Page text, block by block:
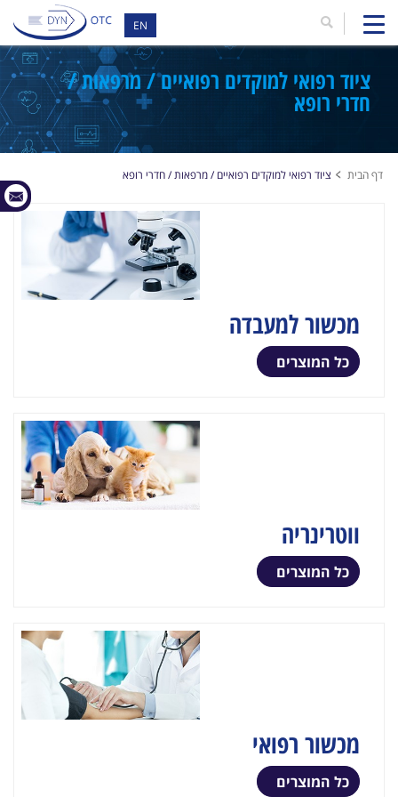
EN
ציוד רפואי למוקדים רפואיים / מרפאות /
חדרי רופא
דף הבית ציוד רפואי למוקדים רפואיים / מרפאות / חדרי רופא
מכשור למעבדה
כל המוצרים
ווטרינריה
כל המוצרים
מכשור רפואי
כל המוצרים